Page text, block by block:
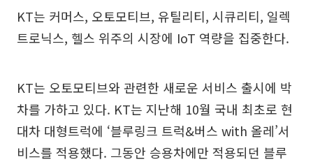
KT는 커머스, 오토모티브, 유틸리티, 시큐리티, 일렉
트로닉스, 헬스 위주의 시장에 IoT 역량을 집중한다.
KT는 오토모티브와 관련한 새로운 서비스 출시에 박
차를 가하고 있다. KT는 지난해 10월 국내 최초로 현
대차 대형트럭에 ‘블루링크 트럭&버스 with 올레’서
비스를 적용했다. 그동안 승용차에만 적용되던 블루